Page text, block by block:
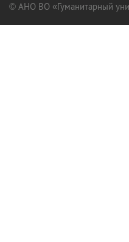
© АНО ВО «Гуманитарный